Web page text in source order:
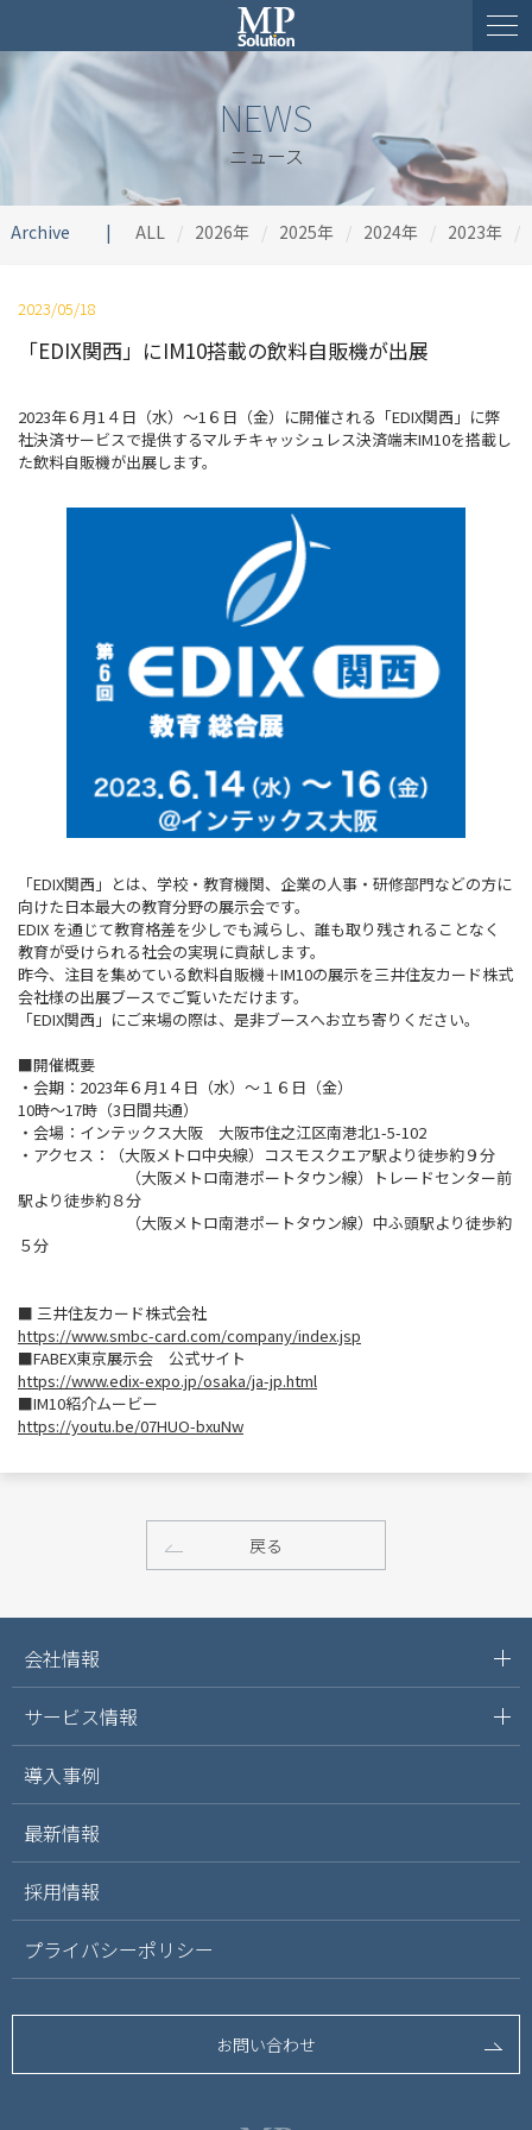
NEWS
ニュース
Archive ALL 2026年 2025年 2024年 2023年
2023/05/18
「EDIX関西」にIM10搭載の飲料自販機が出展
2023年６月1４日（水）～1６日（金）に開催される「EDIX関西」に弊
社決済サービスで提供するマルチキャッシュレス決済端末IM10を搭載し
た飲料自販機が出展します。
「EDIX関西」とは、学校・教育機関、企業の人事・研修部門などの方に
向けた日本最大の教育分野の展示会です。
EDIX を通じて教育格差を少しでも減らし、誰も取り残されることなく
教育が受けられる社会の実現に貢献します。
昨今、注目を集めている飲料自販機＋IM10の展示を三井住友カード株式
会社様の出展ブースでご覧いただけます。
「EDIX関西」にご来場の際は、是非ブースへお立ち寄りください。
■開催概要
・会期：2023年６月1４日（水）～１６日（金）
10時～17時（3日間共通）
・会場：インテックス大阪 大阪市住之江区南港北1-5-102
・アクセス：（大阪メトロ中央線）コスモスクエア駅より徒歩約９分
（大阪メトロ南港ポートタウン線）トレードセンター前
駅より徒歩約８分
（大阪メトロ南港ポートタウン線）中ふ頭駅より徒歩約
５分
■ 三井住友カード株式会社
https://www.smbc-card.com/company/index.jsp
■FABEX東京展示会 公式サイト
https://www.edix-expo.jp/osaka/ja-jp.html
■IM10紹介ムービー
https://youtu.be/07HUO-bxuNw
戻る
会社情報
サービス情報
導入事例
最新情報
採用情報
プライバシーポリシー
お問い合わせ